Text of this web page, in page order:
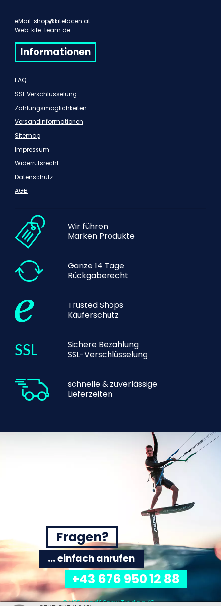
eMail: shop@kiteladen.at
Web: kite-team.de
Informationen
FAQ
SSL Verschlüsselung
Zahlungsmöglichkeiten
Versandinformationen
Sitemap
Impressum
Widerrufsrecht
Datenschutz
AGB
Wir führen
Marken Produkte
Ganze 14 Tage
Rückgaberecht
Trusted Shops
Käuferschutz
Sichere Bezahlung
SSL-Verschlüsselung
schnelle & zuverlässige
Lieferzeiten
© VDB Wind&Snow Trading KG
Fragen?
... einfach anrufen
+43 676 950 12 88